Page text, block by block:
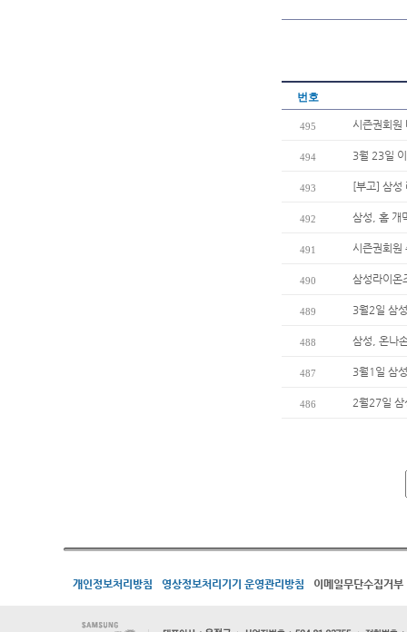
번호
495 시즌권회원
494 3월 23일
493 [부고] 삼성
492 삼성, 홈 개
491 시즌권회원
490 삼성라이온
489 3월2일 삼
488 삼성, 온나
487 3월1일 삼
486 2월27일 삼
개인정보처리방침 영상정보처리기기 운영관리방침 이메일무단수집거부